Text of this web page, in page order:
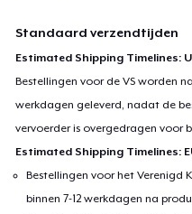
Standaard verzendtijden
Estimated Shipping Timelines:
Bestellingen voor de VS worden
werkdagen geleverd, nadat de
vervoerder is overgedragen voor
Estimated Shipping Timelines:
Bestellingen voor het Verenigd
binnen 7-12 werkdagen na